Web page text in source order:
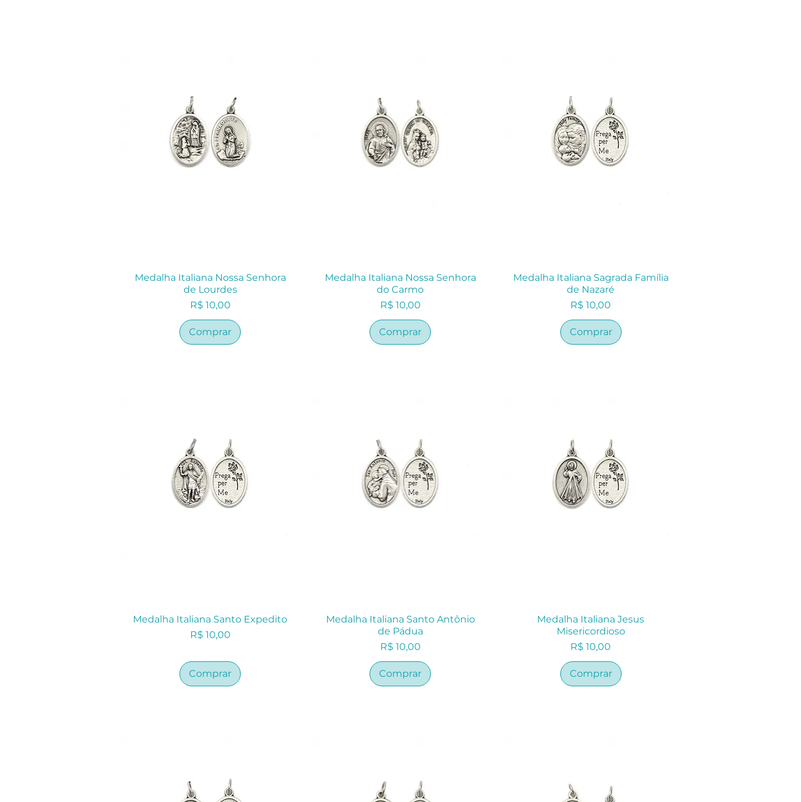
Medalha Italiana Nossa Senhora
de Lourdes
Preço
R$ 10,00
Comprar
Medalha Italiana Nossa Senhora
do Carmo
Preço
R$ 10,00
Comprar
Medalha Italiana Sagrada Família
de Nazaré
Preço
R$ 10,00
Comprar
Medalha Italiana Santo Expedito
Preço
R$ 10,00
Comprar
Medalha Italiana Santo Antônio
de Pádua
Preço
R$ 10,00
Comprar
Medalha Italiana Jesus
Misericordioso
Preço
R$ 10,00
Comprar